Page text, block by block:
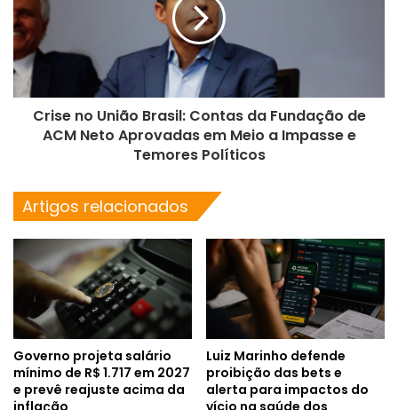
Crise no União Brasil: Contas da Fundação de
ACM Neto Aprovadas em Meio a Impasse e
Temores Políticos
Artigos relacionados
Governo projeta salário
mínimo de R$ 1.717 em 2027
e prevê reajuste acima da
Luiz Marinho defende
proibição das bets e
alerta para impactos do